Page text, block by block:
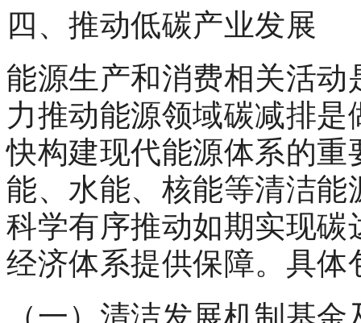
四、推动低碳产业发展
能源生产和消费相关活
力推动能源领域碳减排
快构建现代能源体系的
能、水能、核能等清洁
科学有序推动如期实现
经济体系提供保障。具体